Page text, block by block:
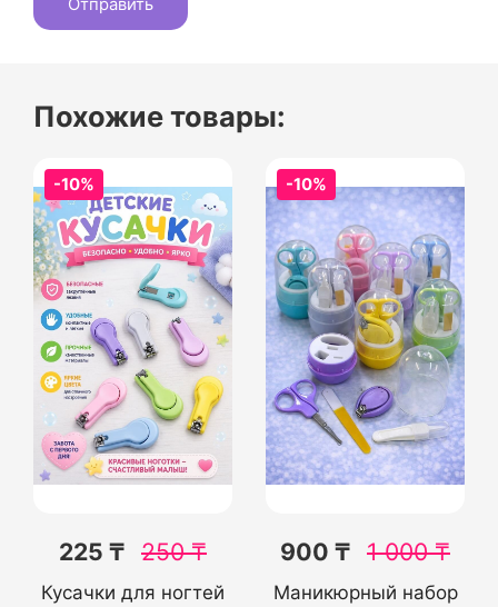
Похожие товары:
-10%
225 ₸ 250₸
Кусачки для ногтей
-10%
900 ₸ 1 000₸
Маникюрный набор